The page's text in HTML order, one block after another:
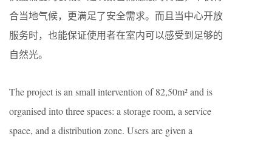
合当地气候，更满足了安全需求。而且当中心开放
服务时，也能保证使用者在室内可以感受到足够的
自然光。
The project is an small intervention of 82,50m² and is
organised into three spaces: a storage room, a service
space, and a distribution zone. Users are given a